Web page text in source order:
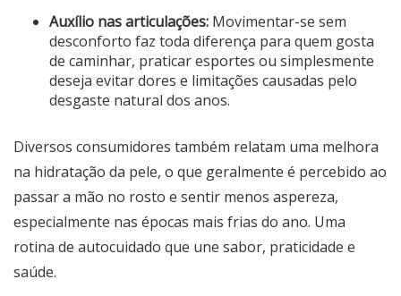
Auxílio nas articulações: Movimentar-se sem
desconforto faz toda diferença para quem gosta
de caminhar, praticar esportes ou simplesmente
deseja evitar dores e limitações causadas pelo
desgaste natural dos anos.
Diversos consumidores também relatam uma melhora
na hidratação da pele, o que geralmente é percebido ao
passar a mão no rosto e sentir menos aspereza,
especialmente nas épocas mais frias do ano. Uma
rotina de autocuidado que une sabor, praticidade e
saúde.